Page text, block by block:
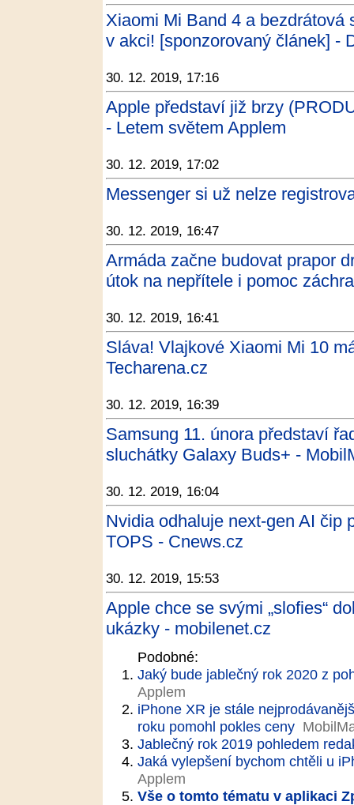
Xiaomi Mi Band 4 a bezdrátová
v akci! [sponzorovaný článek] -
30. 12. 2019, 17:16
Apple představí již brzy
- Letem světem Applem
30. 12. 2019, 17:02
Messenger si už nelze
30. 12. 2019, 16:47
Armáda začne budovat prapor
útok na nepřítele i pomoc
30. 12. 2019, 16:41
Sláva! Vlajkové Xiaomi Mi 10
Techarena.cz
30. 12. 2019, 16:39
Samsung 11. února představí
sluchátky Galaxy Buds+ -
30. 12. 2019, 16:04
Nvidia odhaluje next-gen AI čip
TOPS - Cnews.cz
30. 12. 2019, 15:53
Apple chce se svými „slofies“
ukázky - mobilenet.cz
Podobné:
Jaký bude jablečný rok 2020 z
Applem
iPhone XR je stále
roku pomohl pokles ceny
Jablečný rok 2019 pohledem
Jaká vylepšení bychom chtěli u
Applem
Vše o tomto tématu v aplikaci